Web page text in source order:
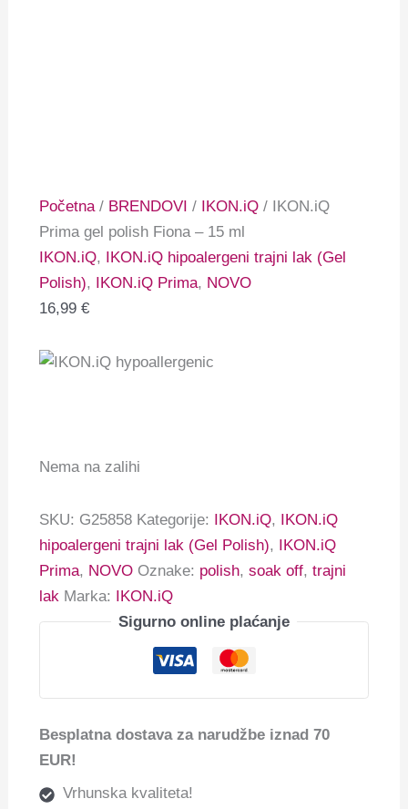
Početna/ BRENDOVI / IKON.iQ / IKON.iQ
Prima gel polish Fiona – 15 ml
IKON.iQ,
IKON.iQ hipoalergeni trajni lak (Gel
Polish), IKON.iQ Prima, NOVO
16,99€
Nema na zalihi
SKU: G25858 Kategorije: IKON.iQ, IKON.iQ
hipoalergeni trajni lak (Gel Polish), IKON.iQ
Prima, NOVO Oznake: polish,soak off,trajni
lak Marka: IKON.iQ
Sigurno online plaćanje
Besplatna dostava za narudžbe iznad 70
EUR!
Vrhunska kvaliteta!